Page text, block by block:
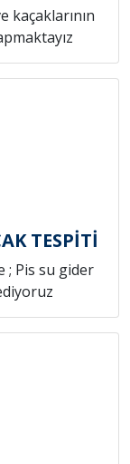
kaçaklarının
TESPİTİ
; Pis su gider